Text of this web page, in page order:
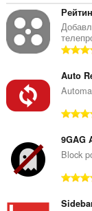
Auto
9GAG
Block